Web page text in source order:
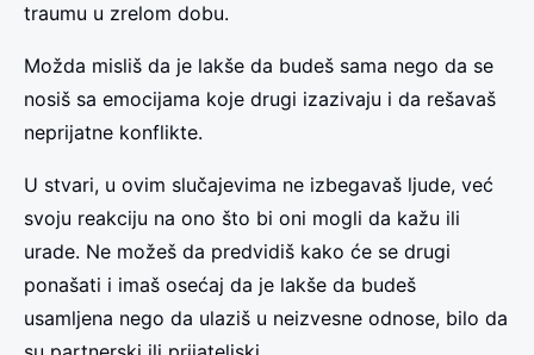
traumu u zrelom dobu.
Možda misliš da je lakše da budeš sama nego da se
nosiš sa emocijama koje drugi izazivaju i da rešavaš
neprijatne konflikte.
U stvari, u ovim slučajevima ne izbegavaš ljude, već
svoju reakciju na ono što bi oni mogli da kažu ili
urade. Ne možeš da predvidiš kako će se drugi
ponašati i imaš osećaj da je lakše da budeš
usamljena nego da ulaziš u neizvesne odnose, bilo da